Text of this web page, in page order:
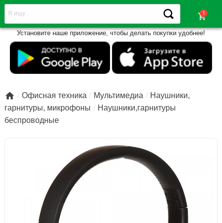
shopping_cart
Установите наше приложение, чтобы делать покупки удобнее!
 Офисная техника Мультимедиа
Наушники,
гарнитуры, микрофоны
Наушники,гарнитуры
беспроводные